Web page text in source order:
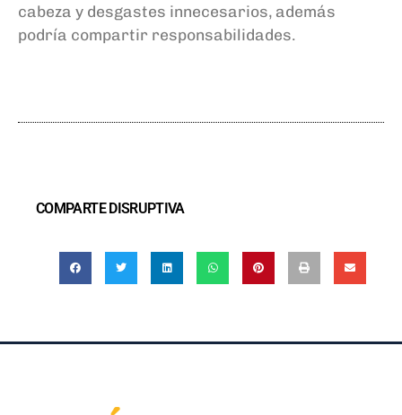
cabeza y desgastes innecesarios, además
podría compartir responsabilidades.
COMPARTE DISRUPTIVA